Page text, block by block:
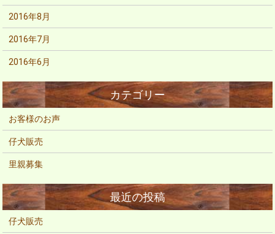
2016年8月
2016年7月
2016年6月
お客様のお声
仔犬販売
里親募集
仔犬販売